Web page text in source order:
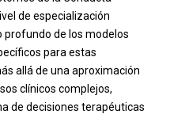
de especialización
profundo de los modelos
para estas
allá de una aproximación
clínicos complejos,
de decisiones terapéuticas